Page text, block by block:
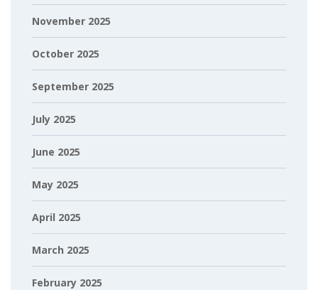
November 2025
October 2025
September 2025
July 2025
June 2025
May 2025
April 2025
March 2025
February 2025